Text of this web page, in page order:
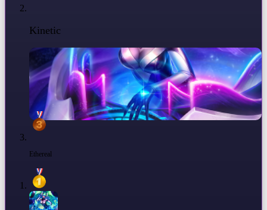
Kinetic
Ethereal